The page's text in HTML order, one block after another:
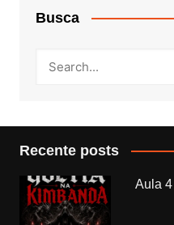
Busca
Recente posts
Aula